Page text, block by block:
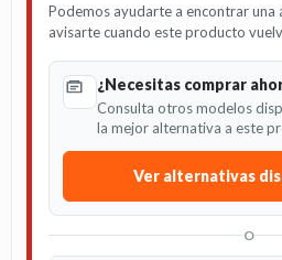
Podemos ayudarte a encontrar
avisarte cuando este producto
¿Necesitas comprar
Consulta otros modelos
la mejor alternativa a este
Ver alternativas
O